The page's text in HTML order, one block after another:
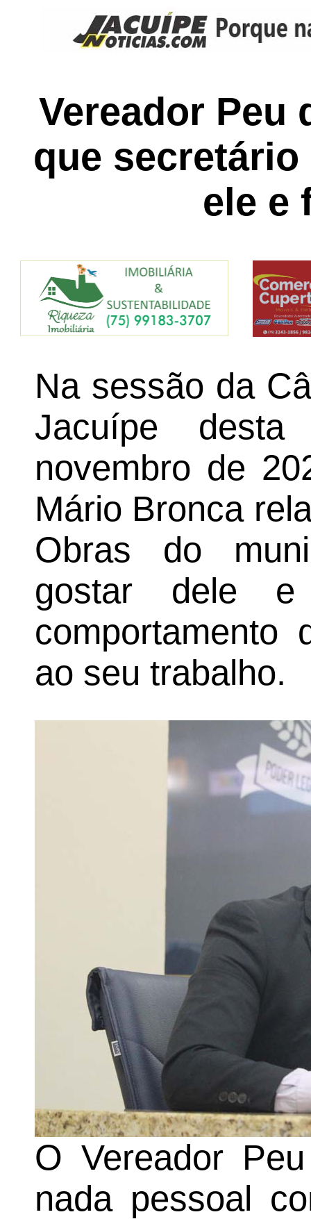
Vereador Peu
que
ele e
Na sessão da
Jacuípe
novembro de
Mário Bronca
Obras do
gostar dele
comportamento
ao seu trabalho.
O Vereador
nada pessoal